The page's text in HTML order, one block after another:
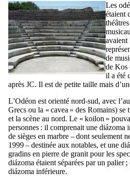
Les
étaient
théâtres
avaient
de
de Kos
il a été
après JC. Il est de petite taille mais
L’Odéon est orienté nord-sud, avec
Grecs ou la « cavea » des Romains) se
et la scène au nord. Le « koilon »
personnes : il comprenait une diázoma
de sièges en marbre – dont seulement
1999 – destinée aux notables, et une
gradins en pierre de granit pour les
diázoma étaient séparées par un palier
diázoma inférieure.